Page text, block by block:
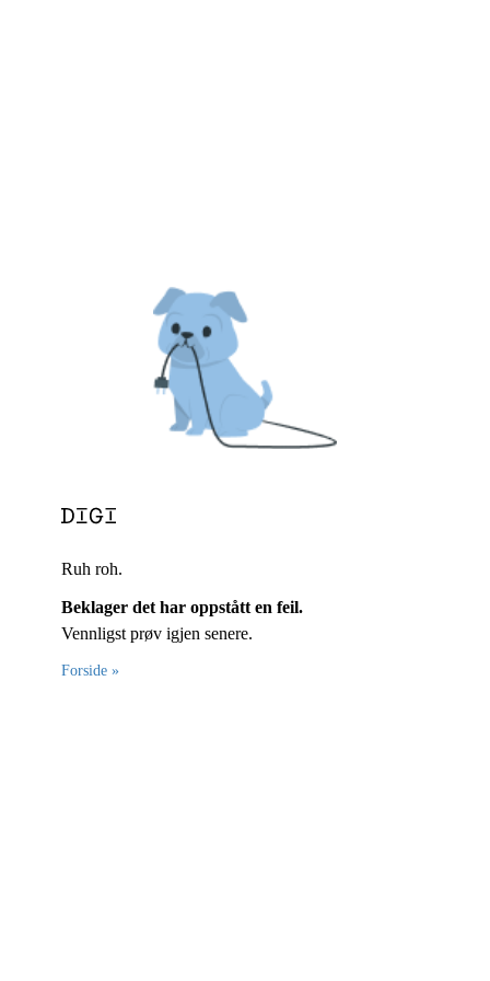
Ruh roh.
Beklager det har oppstått en feil.
Vennligst prøv igjen senere.
Forside »